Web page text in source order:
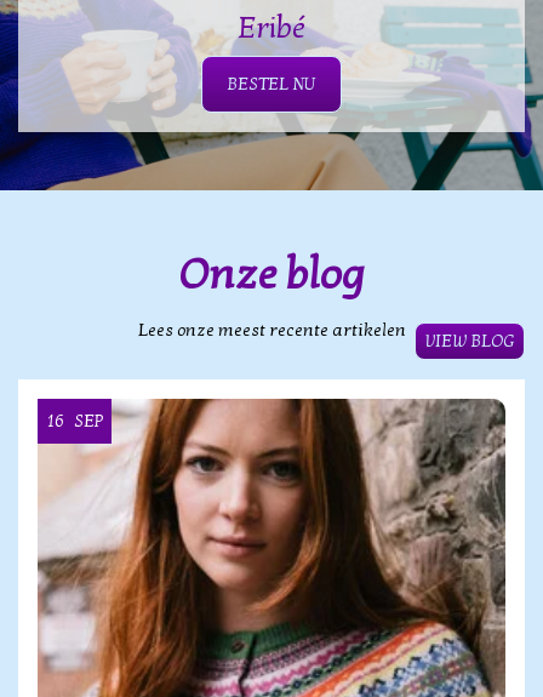
Eribé
BESTEL NU
Onze blog
Lees onze meest recente artikelen
VIEW BLOG
16 SEP